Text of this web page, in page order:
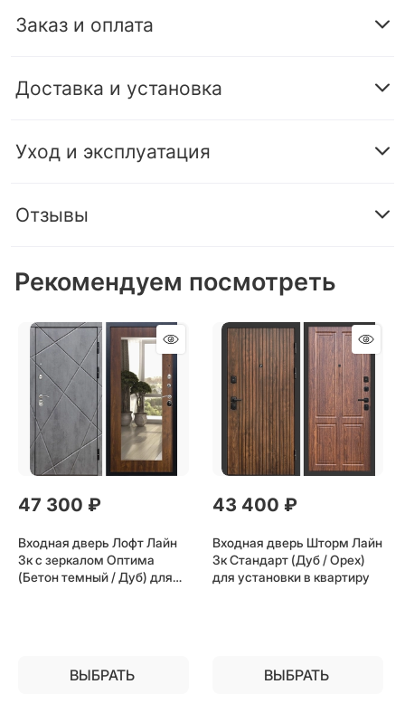
Заказ и оплата
Доставка и установка
Уход и эксплуатация
Отзывы
Рекомендуем посмотреть
47 300 ₽
Входная дверь Лофт Лайн
3к с зеркалом Оптима
(Бетон темный / Дуб) для
ВЫБРАТЬ
43 400 ₽
Входная дверь Шторм Лайн
3к Стандарт (Дуб / Орех)
для установки в квартиру
ВЫБРАТЬ